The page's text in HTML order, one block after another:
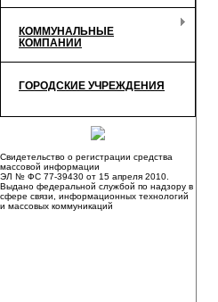
КОММУНАЛЬНЫЕ
КОМПАНИИ
ГОРОДСКИЕ УЧРЕЖДЕНИЯ
Свидетельство о регистрации средства
массовой информации
ЭЛ № ФС 77-39430 от 15 апреля 2010.
Выдано федеральной службой по надзору в
сфере связи, информационных технологий
и массовых коммуникаций